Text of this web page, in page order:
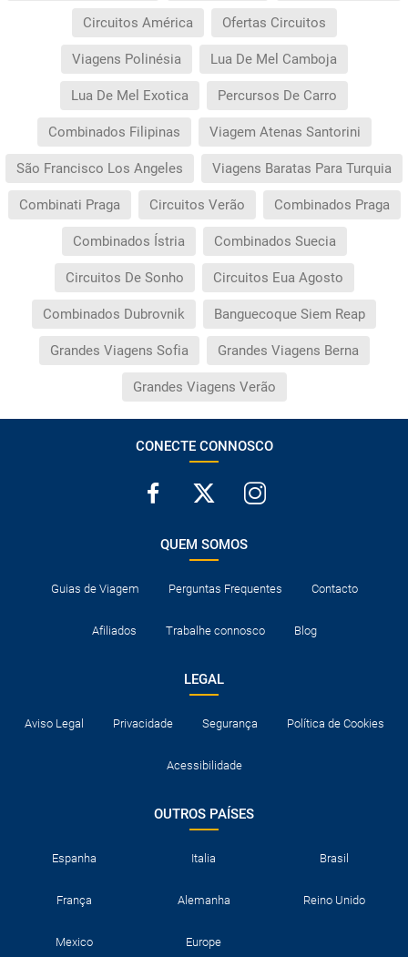
Circuitos América Ofertas Circuitos
Viagens Polinésia Lua De Mel Camboja
Lua De Mel Exotica Percursos De Carro
Combinados Filipinas Viagem Atenas Santorini
São Francisco Los Angeles Viagens Baratas Para Turquia
Combinati Praga Circuitos Verão Combinados Praga
Combinados Ístria Combinados Suecia
Circuitos De Sonho Circuitos Eua Agosto
Combinados Dubrovnik Banguecoque Siem Reap
Grandes Viagens Sofia Grandes Viagens Berna
Grandes Viagens Verão
CONECTE CONNOSCO
QUEM SOMOS
Guias de Viagem Perguntas Frequentes Contacto
Afiliados Trabalhe connosco Blog
LEGAL
Aviso Legal Privacidade Segurança Política de Cookies
Acessibilidade
OUTROS PAÍSES
Espanha Italia Brasil
França Alemanha Reino Unido
Mexico Europe